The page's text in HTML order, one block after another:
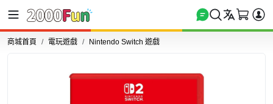
商城首頁 電玩遊戲 Nintendo Switch 遊戲